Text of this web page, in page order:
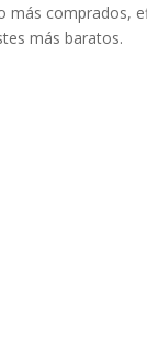
más comprados,
más baratos.